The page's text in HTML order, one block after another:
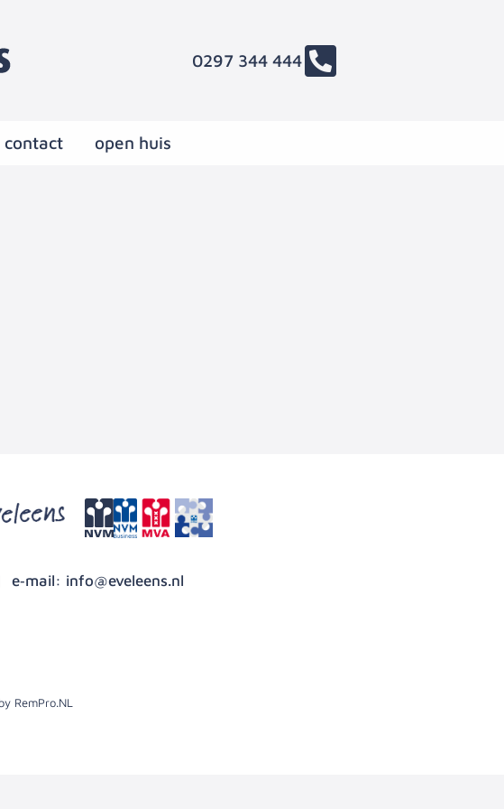
0297 344 444
contact open huis
e‑mail: info@eveleens.nl
RemPro.NL